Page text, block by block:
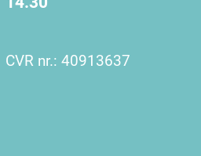
CVR nr.:40913637